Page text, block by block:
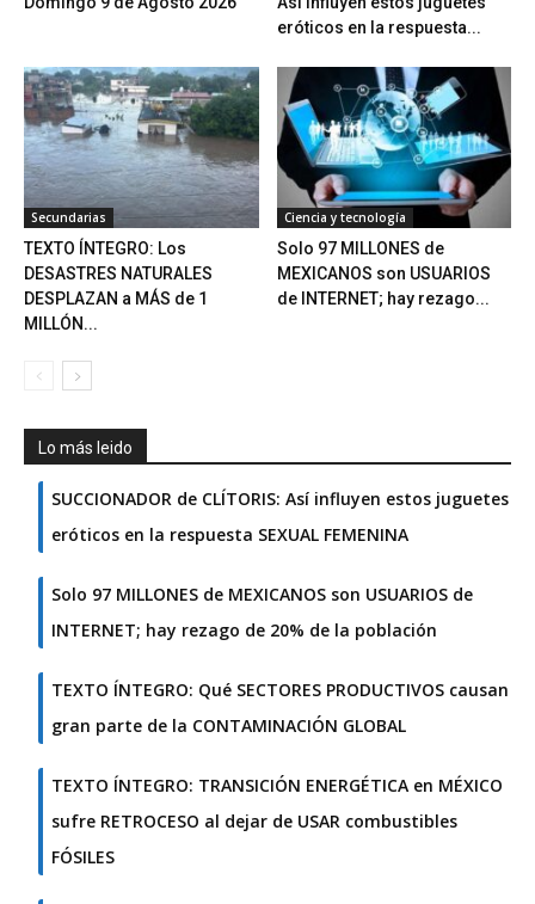
eróticos en la respuesta...
Secundarias
TEXTO ÍNTEGRO: Los
DESASTRES NATURALES
DESPLAZAN a MÁS de 1
MILLÓN...
Ciencia y tecnología
Solo 97 MILLONES de
MEXICANOS son USUARIOS
de INTERNET; hay rezago...
Lo más leido
SUCCIONADOR de CLÍTORIS: Así influyen estos juguetes
eróticos en la respuesta SEXUAL FEMENINA
Solo 97 MILLONES de MEXICANOS son USUARIOS de
INTERNET; hay rezago de 20% de la población
TEXTO ÍNTEGRO: Qué SECTORES PRODUCTIVOS causan
gran parte de la CONTAMINACIÓN GLOBAL
TEXTO ÍNTEGRO: TRANSICIÓN ENERGÉTICA en MÉXICO
sufre RETROCESO al dejar de USAR combustibles
FÓSILES